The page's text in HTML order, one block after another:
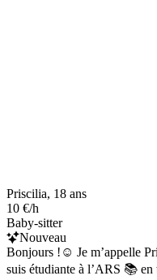
Priscilia, 18 ans
10 €/h
Baby-sitter
Nouveau
Bonjours !☺️ Je m’appelle
suis étudiante à l’ARS 📚 en